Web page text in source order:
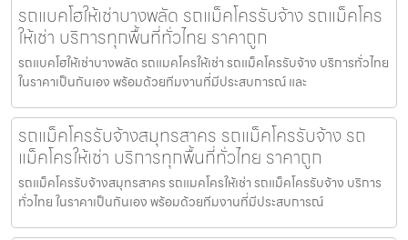
รถแบคโฮให้เช่าบางพลัด รถแม็คโครรับจ้าง รถแม็คโคร
ให้เช่า บริการทุกพื้นที่ทั่วไทย ราคาถูก
รถแบคโฮให้เช่าบางพลัด รถแมคโครให้เช่า รถแม็คโครรับจ้าง บริการทั่วไทย
ในราคาเป็นกันเอง พร้อมด้วยทีมงานที่มีประสบการณ์ และ
รถแม็คโครรับจ้างสมุทรสาคร รถแม็คโครรับจ้าง รถ
แม็คโครให้เช่า บริการทุกพื้นที่ทั่วไทย ราคาถูก
รถแม็คโครรับจ้างสมุทรสาคร รถแมคโครให้เช่า รถแม็คโครรับจ้าง บริการ
ทั่วไทย ในราคาเป็นกันเอง พร้อมด้วยทีมงานที่มีประสบการณ์